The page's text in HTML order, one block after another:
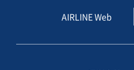
AIRLINE Web